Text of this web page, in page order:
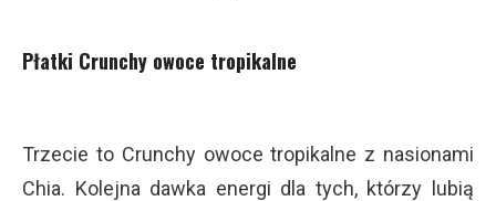
Płatki Crunchy owoce tropikalne
Trzecie to Crunchy owoce tropikalne z nasionami
Chia. Kolejna dawka energi dla tych, którzy lubią